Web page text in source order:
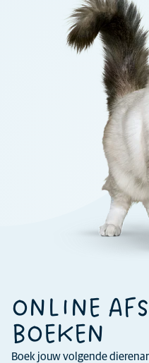
ONLINE
BOEKEN
Boek jouw volgende